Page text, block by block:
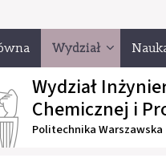
Wydział
Wydział
Chemicznej i
Politechnika Warszawska